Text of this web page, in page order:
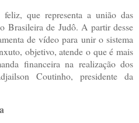
que representa a união das
Brasileira de Judô. A partir desse
de vídeo para unir o sistema
objetivo, atende o que é mais
financeira na realização dos
Coutinho, presidente da